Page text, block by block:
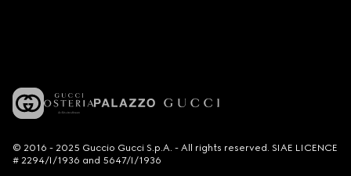
© 2016 - 2025 Guccio Gucci S.p.A. - All rights reserved. SIAE LICENCE
# 2294/I/1936 and 5647/I/1936